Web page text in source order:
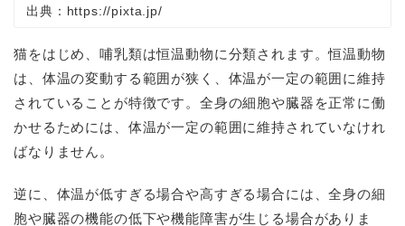
出典：https://pixta.jp/
猫をはじめ、哺乳類は恒温動物に分類されます。恒温動物
は、体温の変動する範囲が狭く、体温が一定の範囲に維持
されていることが特徴です。全身の細胞や臓器を正常に働
かせるためには、体温が一定の範囲に維持されていなけれ
ばなりません。
逆に、体温が低すぎる場合や高すぎる場合には、全身の細
胞や臓器の機能の低下や機能障害が生じる場合がありま